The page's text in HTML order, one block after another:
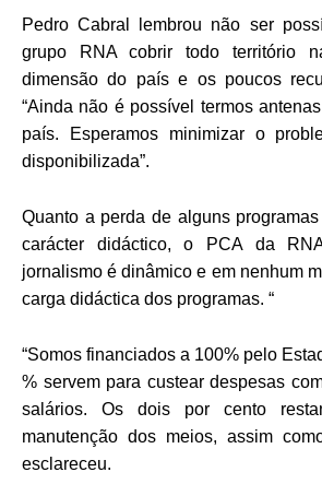
Pedro Cabral lembrou não ser
grupo RNA cobrir todo território
dimensão do país e os poucos
“Ainda não é possível termos
país. Esperamos minimizar o
disponibilizada”.
Quanto a perda de alguns
carácter didáctico, o PCA da
jornalismo é dinâmico e em nenhum
carga didáctica dos programas. “
“Somos financiados a 100% pelo
% servem para custear despesas
salários. Os dois por cento
manutenção dos meios, assim
esclareceu.